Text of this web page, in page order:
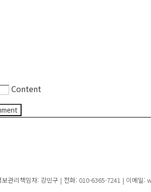
Content
관리책임자: 강민구 | 전화: 010-6365-7241 | 이메일